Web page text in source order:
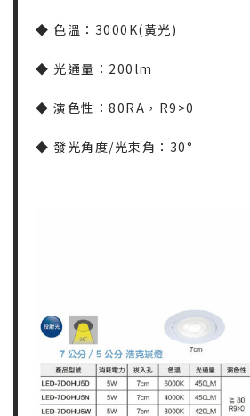
◆ 色溫：3000K(黃光)
◆ 光通量：200lm
◆ 演色性：80RA，R9>0
◆ 發光角度/光束角：30°